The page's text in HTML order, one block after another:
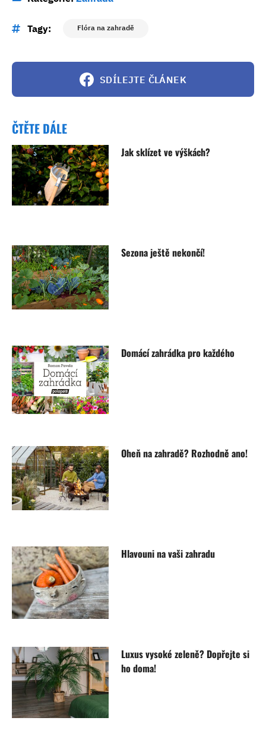
Tagy: Flóra na zahradě
SDÍLEJTE ČLÁNEK
ČTĚTE DÁLE
Jak sklízet ve výškách?
Sezona ještě nekončí!
Domácí zahrádka pro každého
Oheň na zahradě? Rozhodně ano!
Hlavouni na vaši zahradu
Luxus vysoké zeleně? Dopřejte si
ho doma!